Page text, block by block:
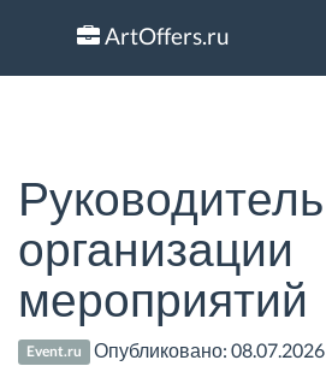
ArtOffers.ru
Руководитель
организации
мероприятий
Event.ru Опубликовано:08.07.2026